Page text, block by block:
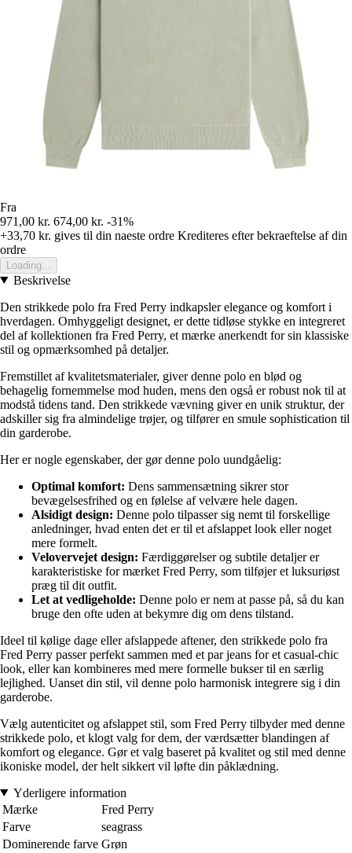
Fra
971,00 kr. 674,00 kr. -31%
+33,70 kr. gives til din naeste ordre Krediteres efter bekraeftelse af din
ordre
Loading...
Beskrivelse
Den strikkede polo fra Fred Perry indkapsler elegance og komfort i
hverdagen. Omhyggeligt designet, er dette tidløse stykke en integreret
del af kollektionen fra Fred Perry, et mærke anerkendt for sin klassiske
stil og opmærksomhed på detaljer.
Fremstillet af kvalitetsmaterialer, giver denne polo en blød og
behagelig fornemmelse mod huden, mens den også er robust nok til at
modstå tidens tand. Den strikkede vævning giver en unik struktur, der
adskiller sig fra almindelige trøjer, og tilfører en smule sophistication til
din garderobe.
Her er nogle egenskaber, der gør denne polo uundgåelig:
Optimal komfort: Dens sammensætning sikrer stor
bevægelsesfrihed og en følelse af velvære hele dagen.
Alsidigt design: Denne polo tilpasser sig nemt til forskellige
anledninger, hvad enten det er til et afslappet look eller noget
mere formelt.
Velovervejet design: Færdiggørelser og subtile detaljer er
karakteristiske for mærket Fred Perry, som tilføjer et luksuriøst
præg til dit outfit.
Let at vedligeholde: Denne polo er nem at passe på, så du kan
bruge den ofte uden at bekymre dig om dens tilstand.
Ideel til kølige dage eller afslappede aftener, den strikkede polo fra
Fred Perry passer perfekt sammen med et par jeans for et casual-chic
look, eller kan kombineres med mere formelle bukser til en særlig
lejlighed. Uanset din stil, vil denne polo harmonisk integrere sig i din
garderobe.
Vælg autenticitet og afslappet stil, som Fred Perry tilbyder med denne
strikkede polo, et klogt valg for dem, der værdsætter blandingen af
komfort og elegance. Gør et valg baseret på kvalitet og stil med denne
ikoniske model, der helt sikkert vil løfte din påklædning.
Yderligere information
Mærke
Fred Perry
Farve
seagrass
Dominerende farve Grøn